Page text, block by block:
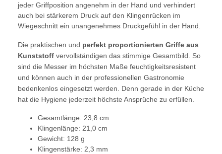
jeder Griffposition angenehm in der Hand und verhindert
auch bei stärkerem Druck auf den Klingenrücken im
Wiegeschnitt ein unangenehmes Druckgefühl in der Hand.
Die praktischen und perfekt proportionierten Griffe aus
Kunststoff vervollständigen das stimmige Gesamtbild. So
sind die Messer im höchsten Maße feuchtigkeitsresistent
und können auch in der professionellen Gastronomie
bedenkenlos eingesetzt werden. Denn gerade in der Küche
hat die Hygiene jederzeit höchste Ansprüche zu erfüllen.
Gesamtlänge: 23,8 cm
Klingenlänge: 21,0 cm
Gewicht: 128 g
Klingenstärke: 2,3 mm